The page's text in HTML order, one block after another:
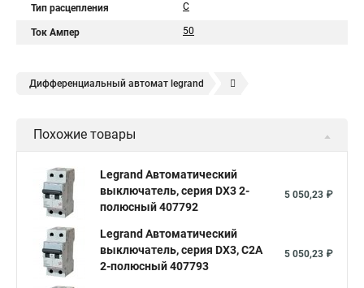
Тип расцепления C
Ток Ампер 50
Дифференциальный автомат legrand
Похожие товары
Legrand Автоматический
выключатель, серия DX3 2-
полюсный 407792
5 050,23 ₽
Legrand Автоматический
выключатель, серия DX3, С2A
2-полюсный 407793
5 050,23 ₽